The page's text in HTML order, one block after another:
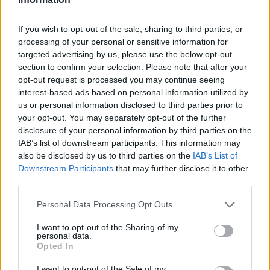
If you wish to opt-out of the sale, sharing to third parties, or
processing of your personal or sensitive information for
targeted advertising by us, please use the below opt-out
section to confirm your selection. Please note that after your
opt-out request is processed you may continue seeing
interest-based ads based on personal information utilized by
us or personal information disclosed to third parties prior to
your opt-out. You may separately opt-out of the further
disclosure of your personal information by third parties on the
IAB’s list of downstream participants. This information may
also be disclosed by us to third parties on the IAB’s List of
Downstream Participants that may further disclose it to other
Personal Data Processing Opt Outs
I want to opt-out of the Sharing of my
personal data.
Opted In
že pro spotřebitele bude stále výhodnější koupit nové zařízení.
Směrnice má přitom usnadnit opravy elektroniky i po skončení
záruční doby, zlepšit dostupnost náhradních dílů a zabránit
výrobcům, aby zásahy do zařízení zbytečně komplikovali nebo
znemožňovali. Nestanovuje však konkrétní cenový limit ani
způsob výpočtu ceny náhradních dílů a oprav.
David Chytil: Právo na opravu přichází
31.7.2026
Diskuse: 32
Každý rok končí v odpadu
miliony elektrospotřebičů,
přestože by mnohé z nich
mohly dál sloužit. Od 31.
začne v Evropě měnit. Členské státy začnou uplatňovat takzvané
vybraných výrobků i po skončení záruční doby a zlepšit
dostupnost náhradních dílů. Co nová pravidla přinesou, jak mohou
přispět ke snížení množství elektroodpadu a kde jsou jejich limity.